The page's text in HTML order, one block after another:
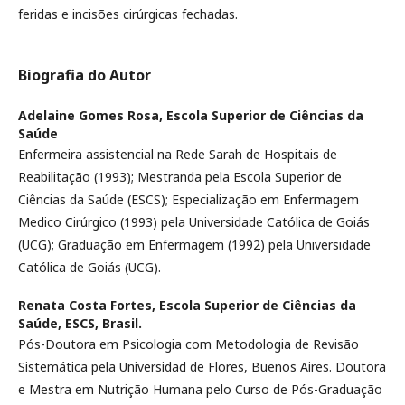
feridas e incisões cirúrgicas fechadas.
Biografia do Autor
Adelaine Gomes Rosa, Escola Superior de Ciências da
Saúde
Enfermeira assistencial na Rede Sarah de Hospitais de
Reabilitação (1993); Mestranda pela Escola Superior de
Ciências da Saúde (ESCS); Especialização em Enfermagem
Medico Cirúrgico (1993) pela Universidade Católica de Goiás
(UCG); Graduação em Enfermagem (1992) pela Universidade
Católica de Goiás (UCG).
Renata Costa Fortes, Escola Superior de Ciências da
Saúde, ESCS, Brasil.
Pós-Doutora em Psicologia com Metodologia de Revisão
Sistemática pela Universidad de Flores, Buenos Aires. Doutora
e Mestra em Nutrição Humana pelo Curso de Pós-Graduação